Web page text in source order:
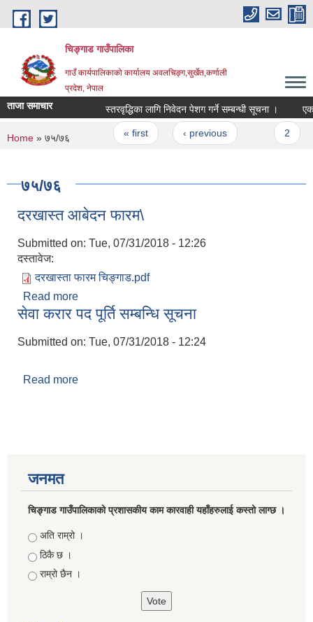
Skip to main content
चिङ्गाड गाउँपालिका
गाउँ कार्यपालिकाको कार्यालय अवलचिङ्ग,सुर्खेत,कर्णाली
प्रदेश, नेपाल
ताजा समाचार स्तरवृद्धिका लागि निवेदन पेशग गर्ने सम्बन्धी सूचना । एक वन
Pages
« first ‹ previous
You are here
Home » ७५/७६
७५/७६
दरखास्त आबेदन फारम\
Submitted on: Tue, 07/31/2018 - 12:26
दस्तावेज:
दरखास्ता फारम चिङ्गाड.pdf
Read more
सेवा करार पद पूर्ति सम्बन्धि सूचना
Submitted on: Tue, 07/31/2018 - 12:24
Read more
जनमत
चिङ्गाड गाउँपालिकाको प्रशासकीय काम कारवाही यहाँहरुलाई कस्तो लाग्छ ।
Choices
अति राम्रो ।
ठिकै छ ।
राम्रो छैन ।